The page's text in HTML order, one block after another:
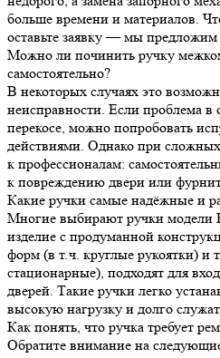
больше времени и материалов.
оставьте заявку — мы
Можно ли починить ручку
самостоятельно?
В некоторых случаях это
неисправности. Если проблема
перекосе, можно попробовать
действиями. Однако при
к профессионалам:
к повреждению двери или
Какие ручки самые надёжные и
Многие выбирают ручки модели
изделие с продуманной
форм (в т. ч. круглые рукоятки)
стационарные), подходят для
дверей. Такие ручки легко
высокую нагрузку и долго
Как понять, что ручка требует
Обратите внимание на